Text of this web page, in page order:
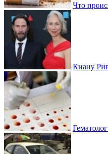
Что
Киану